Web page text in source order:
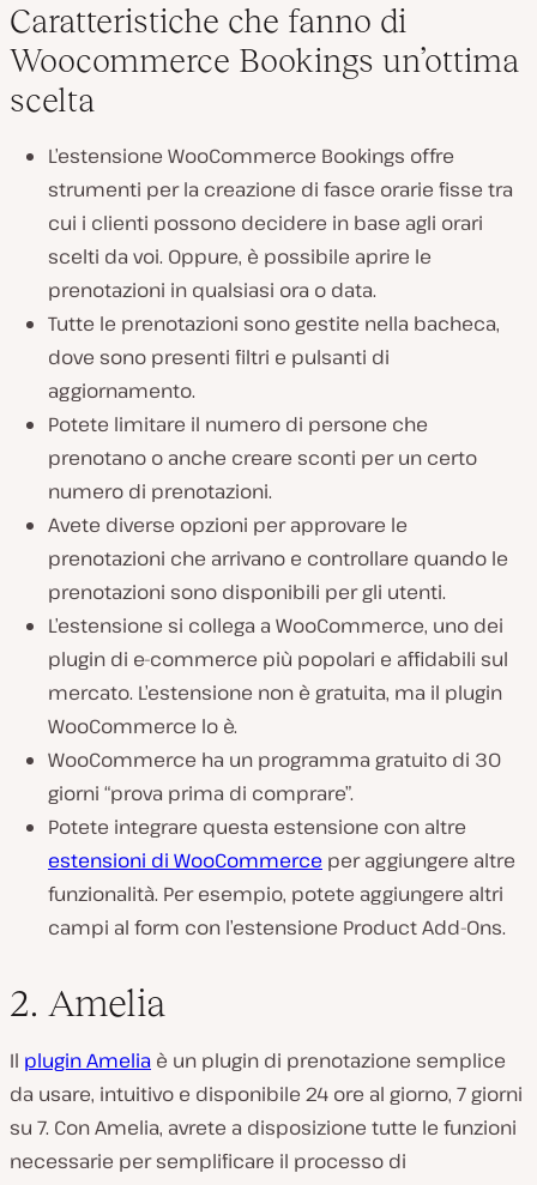
Caratteristiche che fanno di
Woocommerce Bookings un’ottima
scelta
L’estensione WooCommerce Bookings offre
strumenti per la creazione di fasce orarie fisse tra
cui i clienti possono decidere in base agli orari
scelti da voi. Oppure, è possibile aprire le
prenotazioni in qualsiasi ora o data.
Tutte le prenotazioni sono gestite nella bacheca,
dove sono presenti filtri e pulsanti di
aggiornamento.
Potete limitare il numero di persone che
prenotano o anche creare sconti per un certo
numero di prenotazioni.
Avete diverse opzioni per approvare le
prenotazioni che arrivano e controllare quando le
prenotazioni sono disponibili per gli utenti.
L’estensione si collega a WooCommerce, uno dei
plugin di e-commerce più popolari e affidabili sul
mercato. L’estensione non è gratuita, ma il plugin
WooCommerce lo è.
WooCommerce ha un programma gratuito di 30
giorni “prova prima di comprare”.
Potete integrare questa estensione con altre
estensioni di WooCommerce per aggiungere altre
funzionalità. Per esempio, potete aggiungere altri
campi al form con l’estensione Product Add-Ons.
2. Amelia
Il plugin Amelia è un plugin di prenotazione semplice
da usare, intuitivo e disponibile 24 ore al giorno, 7 giorni
su 7. Con Amelia, avrete a disposizione tutte le funzioni
necessarie per semplificare il processo di